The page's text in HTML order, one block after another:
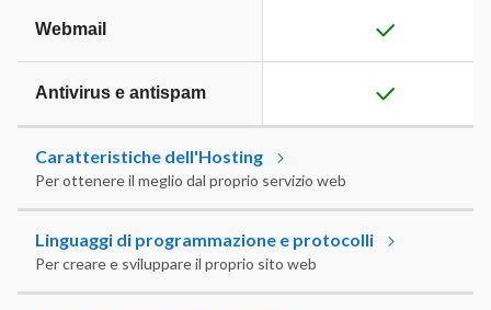
Webmail
Antivirus e antispam
Caratteristiche dell'Hosting
Per ottenere il meglio dal proprio servizio web
Linguaggi di programmazione e protocolli
Per creare e sviluppare il proprio sito web